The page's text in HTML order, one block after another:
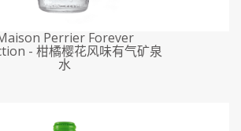
Perrier Forever
- 柑橘樱花风味有气矿泉
水